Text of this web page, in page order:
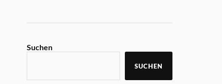
Suchen
SUCHEN